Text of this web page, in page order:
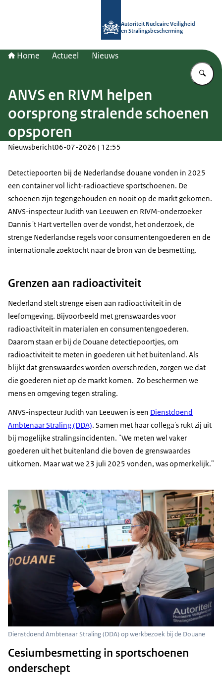
Autoriteit Nucleaire Veiligheid
en Stralingsbescherming
Home Actueel Nieuws
ANVS en RIVM helpen
oorsprong stralende schoenen
opsporen
Nieuwsbericht06-07-2026 | 12:55
Detectiepoorten bij de Nederlandse douane vonden in 2025
een container vol licht-radioactieve sportschoenen. De
schoenen zijn tegengehouden en nooit op de markt gekomen.
ANVS-inspecteur Judith van Leeuwen en RIVM-onderzoeker
Dannis 't Hart vertellen over de vondst, het onderzoek, de
strenge Nederlandse regels voor consumentengoederen en de
internationale zoektocht naar de bron van de besmetting.
Grenzen aan radioactiviteit
Nederland stelt strenge eisen aan radioactiviteit in de
leefomgeving. Bijvoorbeeld met grenswaardes voor
radioactiviteit in materialen en consumentengoederen.
Daarom staan er bij de Douane detectiepoortjes, om
radioactiviteit te meten in goederen uit het buitenland. Als
blijkt dat grenswaardes worden overschreden, zorgen we dat
die goederen niet op de markt komen. Zo beschermen we
mens en omgeving tegen straling.
ANVS-inspecteur Judith van Leeuwen is een Dienstdoend
Ambtenaar Straling (DDA). Samen met haar collega's rukt zij uit
bij mogelijke stralingsincidenten. "We meten wel vaker
goederen uit het buitenland die boven de grenswaardes
uitkomen. Maar wat we 23 juli 2025 vonden, was opmerkelijk."
Dienstdoend Ambtenaar Straling (DDA) op werkbezoek bij de Douane
Cesiumbesmetting in sportschoenen
onderschept